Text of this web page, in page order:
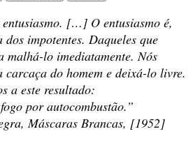
entusiasmo. […] O entusiasmo é,
impotentes. Daqueles que
malhá-lo imediatamente. Nós
carcaça do homem e deixá-lo livre.
a este resultado:
por autocombustão.”
Máscaras Brancas, [1952]